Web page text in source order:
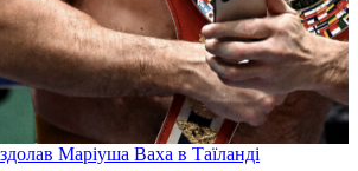
Маріуша Ваха в Таїланді